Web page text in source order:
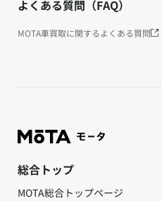
よくある質問（FAQ）
MOTA車買取に関するよくある質問
総合トップ
MOTA総合トップページ